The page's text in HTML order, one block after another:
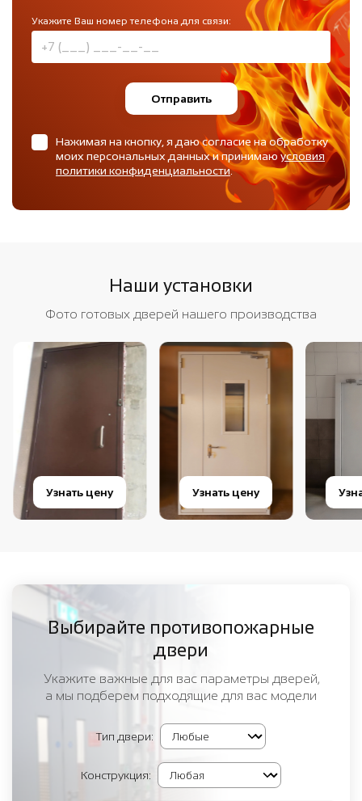
Укажите Ваш номер телефона для связи:
Отправить
Нажимая на кнопку, я даю согласие на обработку
моих персональных данных и принимаюусловия
политики конфиденциальности.
Наши установки
Фото готовых дверей нашего производства
Узнать цену Узнать цену
Выбирайте противопожарные
двери
Укажите важные для вас параметры дверей,
а мы подберем подходящие для вас модели
Тип двери:
Конструкция: